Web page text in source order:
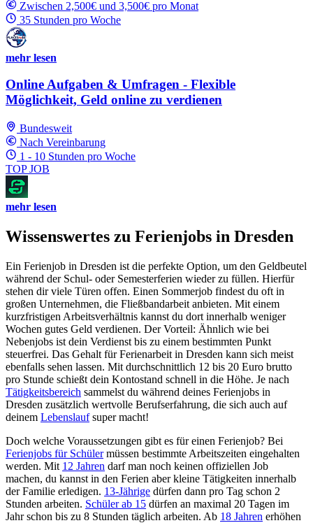
Zwischen 2,500€ und 3,500€ pro Monat
35 Stunden pro Woche
mehr lesen
Online Aufgaben & Umfragen - Flexible
Möglichkeit, Geld online zu verdienen
Bundesweit
Nach Vereinbarung
1 - 10 Stunden pro Woche
TOP JOB
mehr lesen
Wissenswertes zu Ferienjobs in Dresden
Ein Ferienjob in Dresden ist die perfekte Option, um den Geldbeutel
während der Schul- oder Semesterferien wieder zu füllen. Hierfür
stehen dir viele Türen offen. Einen Sommerjob findest du oft in
großen Unternehmen, die Fließbandarbeit anbieten. Mit einem
kurzfristigen Arbeitsverhältnis kannst du dort innerhalb weniger
Wochen gutes Geld verdienen. Der Vorteil: Ähnlich wie bei
Nebenjobs ist dein Verdienst bis zu einem bestimmten Punkt
steuerfrei. Das Gehalt für Ferienarbeit in Dresden kann sich meist
ebenfalls sehen lassen. Mit durchschnittlich 12 bis 20 Euro brutto
pro Stunde schießt dein Kontostand schnell in die Höhe. Je nach
Tätigkeitsbereich sammelst du während deines Ferienjobs in
Dresden zusätzlich wertvolle Berufserfahrung, die sich auch auf
deinem Lebenslaufsuper macht!
Doch welche Voraussetzungen gibt es für einen Ferienjob? Bei
Ferienjobs für Schülermüssen bestimmte Arbeitszeiten eingehalten
werden. Mit 12 Jahren darf man noch keinen offiziellen Job
machen, du kannst in den Ferien aber kleine Tätigkeiten innerhalb
der Familie erledigen. 13-Jährige dürfen dann pro Tag schon 2
Stunden arbeiten. Schüler ab 15 dürfen an maximal 20 Tagen im
Jahr schon bis zu 8 Stunden täglich arbeiten. Ab 18 Jahren erhöhen